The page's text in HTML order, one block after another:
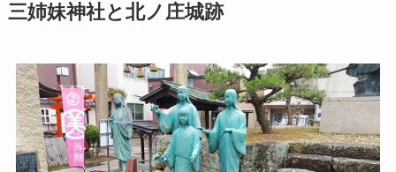
三姉妹神社と北ノ庄城跡